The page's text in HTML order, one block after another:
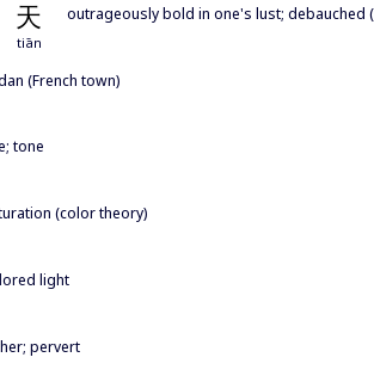
天
tiān
outrageously bold in one's lust; debauched
(French town)
tone
(color theory)
light
pervert